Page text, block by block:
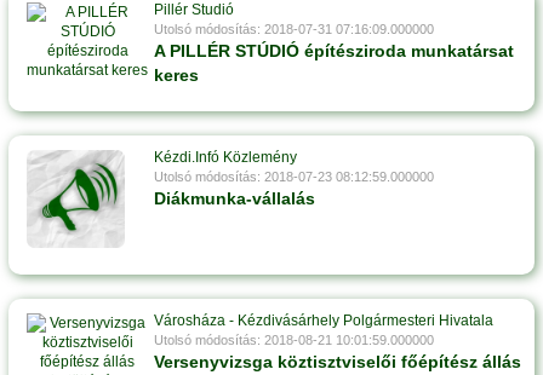
Pillér Studió
Utolsó módosítás: 2018-07-31 07:16:09.000000
A PILLÉR STÚDIÓ építésziroda munkatársat
keres
Kézdi.Infó Közlemény
Utolsó módosítás: 2018-07-23 08:12:59.000000
Diákmunka-vállalás
Városháza - Kézdivásárhely Polgármesteri Hivatala
Utolsó módosítás: 2018-08-21 10:01:59.000000
Versenyvizsga köztisztviselői főépítész állás